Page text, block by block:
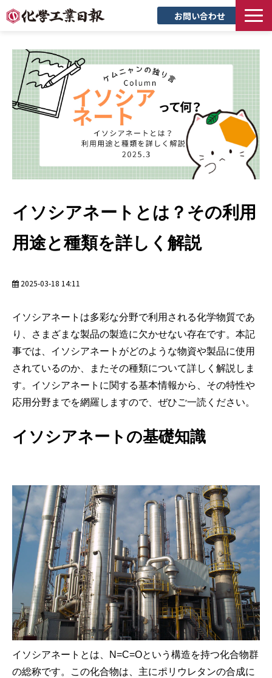
お問い合わせ
新聞について
サービス
トピックス
セミナー
創立90周年記念サイト
イソシアネートとは？その利用
用途と種類を詳しく解説
2025-03-18 14:11
イソシアネートは多彩な分野で利用される化学物質であ
り、さまざまな製品の製造に欠かせない存在です。本記
事では、イソシアネートがどのような物資や製品に使用
されているのか、またその種類について詳しく解説しま
す。イソシアネートに関する基本情報から、その特性や
応用分野までを網羅しますので、ぜひご一読ください。
イソシアネートの基礎知識
イソシアネートとは、N=C=Oという構造を持つ化合物群
の総称です。この化合物は、主にポリウレタンの合成に